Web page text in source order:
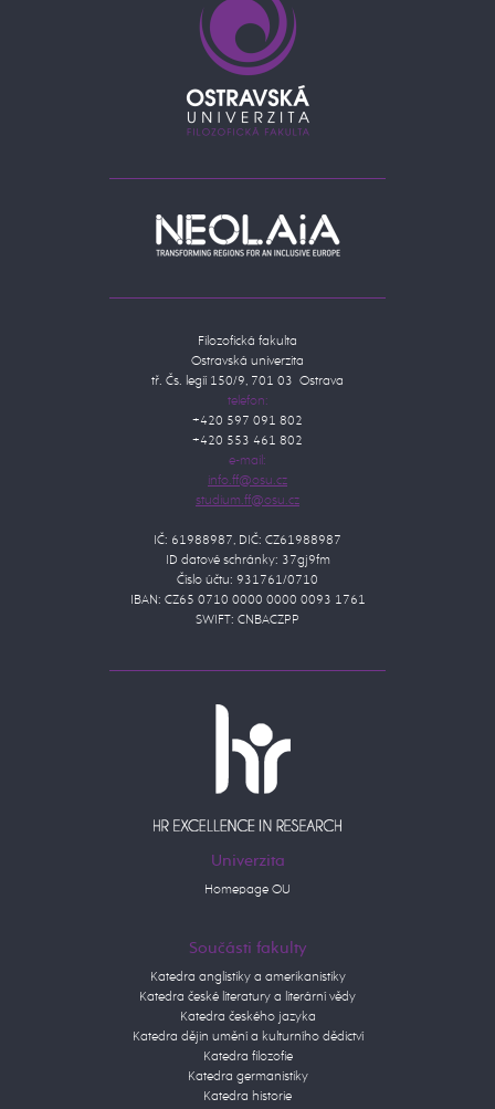
Filozofická fakulta
Ostravská univerzita
tř. Čs. legií 150/9, 701 03 Ostrava
telefon:
+420 597 091 802
+420 553 461 802
e-mail:
IČ: 61988987, DIČ: CZ61988987
ID datové schránky: 37gj9fm
Číslo účtu: 931761/0710
IBAN: CZ65 0710 0000 0000 0093 1761
SWIFT: CNBACZPP
Univerzita
Homepage OU
Součásti fakulty
Katedra anglistiky a amerikanistiky
Katedra české literatury a literární vědy
Katedra českého jazyka
Katedra dějin umění a kulturního dědictví
Katedra filozofie
Katedra germanistiky
Katedra historie